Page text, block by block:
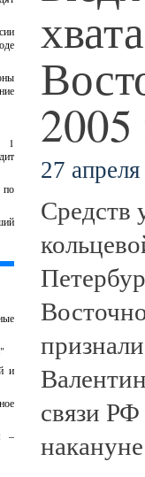
и
–
2005
27
Средств
связи